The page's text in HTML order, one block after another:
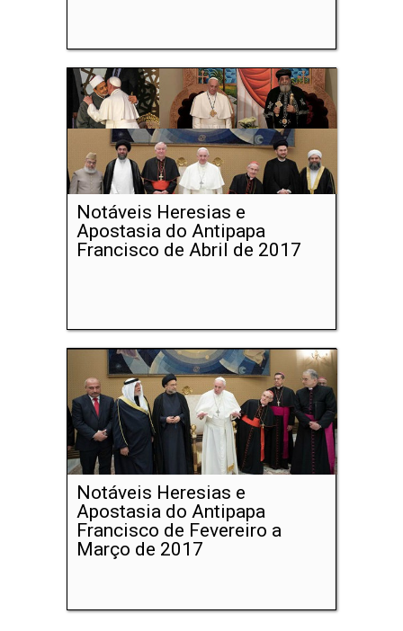
Notáveis Heresias e
Apostasia do Antipapa
Francisco de Abril de 2017
Notáveis Heresias e
Apostasia do Antipapa
Francisco de Fevereiro a
Março de 2017